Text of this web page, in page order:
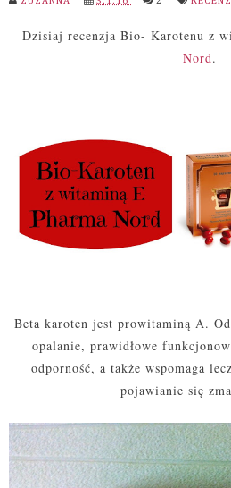
Dzisiaj recenzja Bio- Karotenu z
Nord.
Beta karoten jest prowitaminą A.
opalanie, prawidłowe
odporność, a także wspomaga
pojawianie się